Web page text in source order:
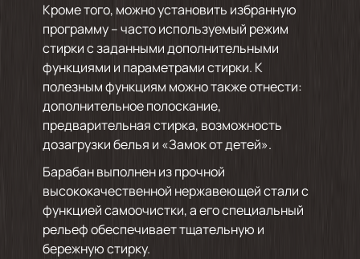
Кроме того, можно установить избранную
программу – часто используемый режим
стирки с заданными дополнительными
функциями и параметрами стирки. К
полезным функциям можно также отнести:
дополнительное полоскание,
предварительная стирка, возможность
дозагрузки белья и «Замок от детей».
Барабан выполнен из прочной
высококачественной нержавеющей стали с
функцией самоочистки, а его специальный
рельеф обеспечивает тщательную и
бережную стирку.